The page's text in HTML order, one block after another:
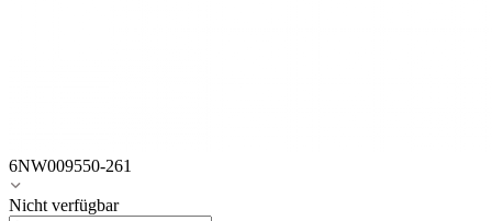
6NW009550-261
Nicht verfügbar